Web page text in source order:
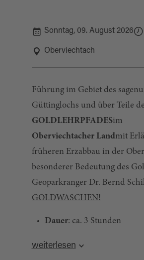
Sonntag, 09. August 2026
Oberviechtach
Führung im Gebiet des
Güttinglochs und über Teile
GOLDLEHRPFADESim
Oberviechtacher Landmit
früheren Erzabbau in der
besonderer Bedeutung des
Geoparkranger Dr. Bernd
GOLDWASCHEN!
Dauer: ca. 3 Stunden
Gebühr
weiterlesen